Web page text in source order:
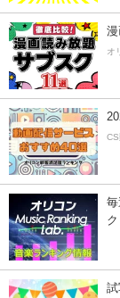
漫
オ
ク